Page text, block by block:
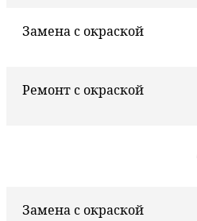
Замена с окраской
Ремонт с окраской
Замена с окраской